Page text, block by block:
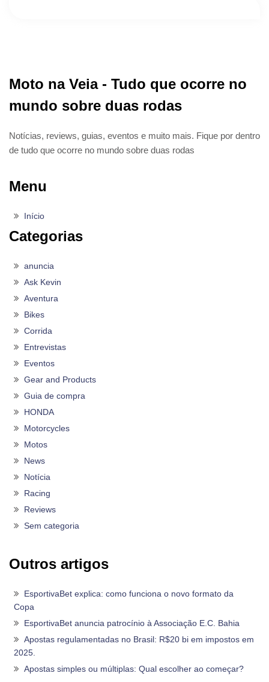
Moto na Veia - Tudo que ocorre no
mundo sobre duas rodas
Notícias, reviews, guias, eventos e muito mais. Fique por dentro
de tudo que ocorre no mundo sobre duas rodas
Menu
Início
Categorias
anuncia
Ask Kevin
Aventura
Bikes
Corrida
Entrevistas
Eventos
Gear and Products
Guia de compra
HONDA
Motorcycles
Motos
News
Notícia
Racing
Reviews
Sem categoria
Outros artigos
EsportivaBet explica: como funciona o novo formato da
Copa
EsportivaBet anuncia patrocínio à Associação E.C. Bahia
Apostas regulamentadas no Brasil: R$20 bi em impostos em
2025.
Apostas simples ou múltiplas: Qual escolher ao começar?